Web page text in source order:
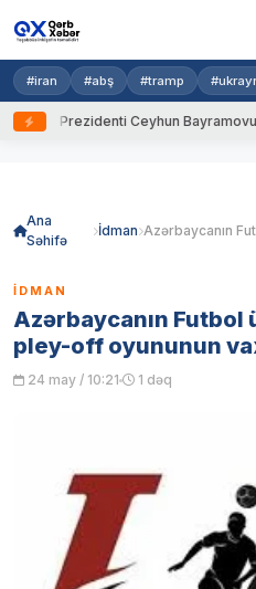
#iran #abş #tramp
Prezidenti Ceyhun Bayramovu
Ana
Səhifə
İdman
İDMAN
Azərbaycanın Futbol
pley-off oyununun
24 may / 10:21 1 dəq